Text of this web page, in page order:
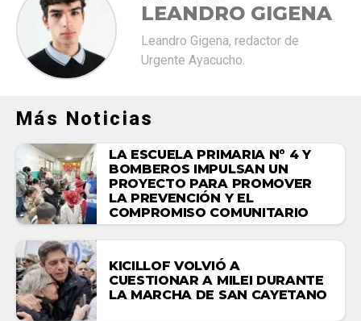
LEANDRO GIGENA
Leandro Gigena, redactor de
Urgente Ayacucho.
Más Noticias
LA ESCUELA PRIMARIA N° 4 Y
BOMBEROS IMPULSAN UN
PROYECTO PARA PROMOVER
LA PREVENCIÓN Y EL
COMPROMISO COMUNITARIO
KICILLOF VOLVIÓ A
CUESTIONAR A MILEI DURANTE
LA MARCHA DE SAN CAYETANO